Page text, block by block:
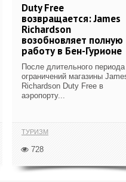
Duty Free
возвращается: James
Richardson
возобновляет полную
работу в Бен-Гурионе
После длительного периода
ограничений магазины
Richardson Duty Free в
аэропорту...
ТУРИЗМ
728